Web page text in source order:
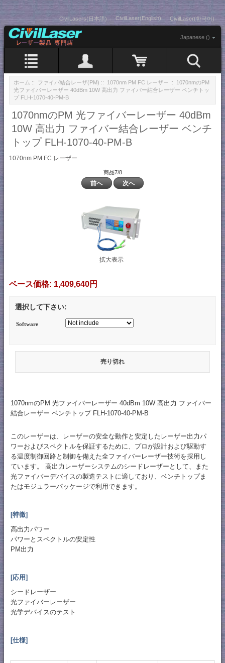
CivilLasers(日本語) CivilLaser(English) CivilLaser(한국어)
Japanese ()
ホーム :: ファイバ結合レーザ(PM) :: 1070nm PM FC レーザー :: 1070nmのPM
光ファイバーレーザー 40dBm 10W 高出力 ファイバー結合レーザー ベンチトッ
プ FLH-1070-40-PM-B
1070nmのPM 光ファイバーレーザー 40dBm
10W 高出力 ファイバー結合レーザー ベンチ
トップ FLH-1070-40-PM-B
1070nm PM FC レーザー
商品7/8
前へ 次へ
拡大表示
ベース価格: 1,409,640円
選択して下さい:
Software
売り切れ
1070nmのPM 光ファイバーレーザー 40dBm 10W 高出力 ファイバー
結合レーザー ベンチトップ FLH-1070-40-PM-B
このレーザーは、レーザーの安全な動作と安定したレーザー出力パ
ワーおよびスペクトルを保証するために、プロが設計および駆動す
る温度制御回路と制御を備えた全ファイバーレーザー技術を採用し
ています。 高出力レーザーシステムのシードレーザーとして、また
光ファイバーデバイスの製造テストに適しており、ベンチトップま
たはモジュラーパッケージで利用できます。
[特徴]
高出力パワー
パワーとスペクトルの安定性
PM出力
[応用]
シードレーザー
光ファイバーレーザー
光学デバイスのテスト
[仕様]